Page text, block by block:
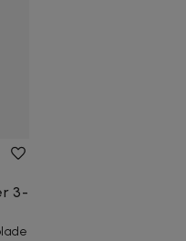
3-